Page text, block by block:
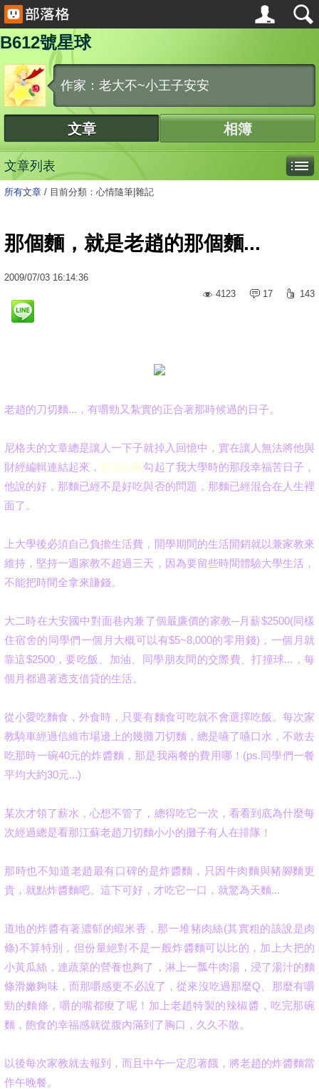
B612號星球
作家：老大不~小王子安安
文章 相簿
文章列表
所有文章 / 目前分類：心情隨筆|雜記
那個麵，就是老趙的那個麵...
2009/07/03 16:14:36
4123
17 143
老趙的刀切麵...，有嚼勁又紮實的正合著那時候過的日子。
尼格夫的文章總是讓人一下子就掉入回憶中，實在讓人無法將他與
財經編輯連結起來， 建安往事勾起了我大學時的那段幸福苦日子，
他說的好，那麵已經不是好吃與否的問題，那麵已經混合在人生裡
面了。
上大學後必須自己負擔生活費， 開學期間的生活開銷就以兼家教來
維持，堅持一週家教不超過三天，因為要留些時間體驗大學生活，
不能把時間全拿來賺錢。
大二時在大安國中對面巷內兼了個最廉價的家教─月薪$2500(同樣
住宿舍的同學們一個月大概可以有$5~8,000的零用錢)，一個月就
靠這$2500，要吃飯、加油、同學朋友間的交際費、打撞球...，每
個月都過著透支借貸的生活。
從小愛吃麵食，外食時，只要有麵食可吃就不會選擇吃飯。 每次家
教騎車經過信維市場邊上的幾攤刀切麵，總是嚥了嚥口水，不敢去
吃那時一碗40元的炸醬麵，那是我兩餐的費用哪！(ps.同學們一餐
平均大約30元...)
某次才領了薪水，心想不管了，總得吃它一次，看看到底為什麼每
次經過總是看那江蘇老趙刀切麵小小的攤子有人在排隊！
那時也不知道老趙最有口碑的是炸醬麵， 只因牛肉麵與豬腳麵更
貴，就點炸醬麵吧。這下可好，才吃它一口，就驚為天麵...
道地的炸醬有著濃郁的蝦米香，那一堆豬肉絲(其實粗的該說是肉
條)不算特別，但份量絕對不是一般炸醬麵可以比的，加上大把的
小黃瓜絲，連蔬菜的營養也夠了，淋上一瓢牛肉湯 ，浸了湯汁的麵
條滑嫩夠味，而那嚼感更不必說了，從來沒吃過那麼Q、那麼有嚼
勁的麵條，嚼的嘴都痠了呢！ 加上老趙特製的辣椒醬，吃完那碗
麵，飽食的幸福感就從腹內滿到了胸口，久久不散。
以後每次家教就去報到，而且中午一定忍著餓，將老趙的炸醬麵當
作午晚餐。